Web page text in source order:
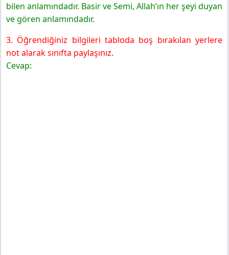
bilen anlamındadır. Basir ve Semi, Allah’ın her şeyi duyan
ve gören anlamındadır.
3. Öğrendiğiniz bilgileri tabloda boş bırakılan yerlere
not alarak sınıfta paylaşınız.
Cevap: